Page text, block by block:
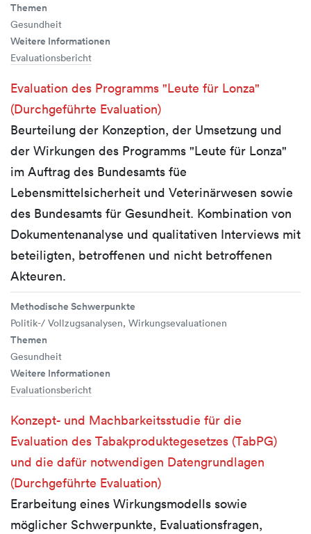
Themen
Gesundheit
Weitere Informationen
Evaluationsbericht
Evaluation des Programms "Leute für Lonza"
(Durchgeführte Evaluation)
Beurteilung der Konzeption, der Umsetzung und
der Wirkungen des Programms "Leute für Lonza"
im Auftrag des Bundesamts füe
Lebensmittelsicherheit und Veterinärwesen sowie
des Bundesamts für Gesundheit. Kombination von
Dokumentenanalyse und qualitativen Interviews mit
beteiligten, betroffenen und nicht betroffenen
Akteuren.
Methodische Schwerpunkte
Politik-/ Vollzugsanalysen, Wirkungsevaluationen
Themen
Gesundheit
Weitere Informationen
Evaluationsbericht
Konzept- und Machbarkeitsstudie für die
Evaluation des Tabakproduktegesetzes (TabPG)
und die dafür notwendigen Datengrundlagen
(Durchgeführte Evaluation)
Erarbeitung eines Wirkungsmodells sowie
möglicher Schwerpunkte, Evaluationsfragen,